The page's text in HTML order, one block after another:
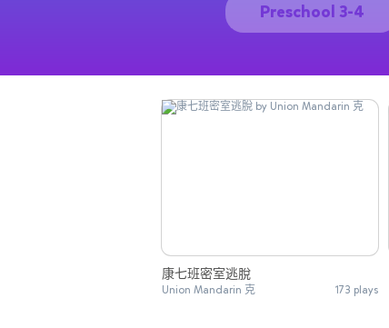
Preschool 3-4
康七班密室逃脫
Union Mandarin 克 173 plays